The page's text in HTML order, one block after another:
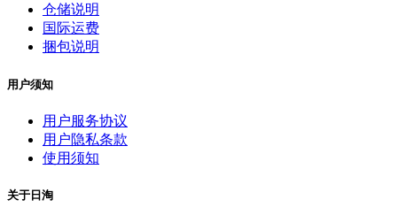
仓储说明
国际运费
捆包说明
用户须知
用户服务协议
用户隐私条款
使用须知
关于日淘